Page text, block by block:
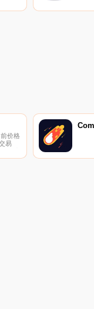
密货
价格
易
。